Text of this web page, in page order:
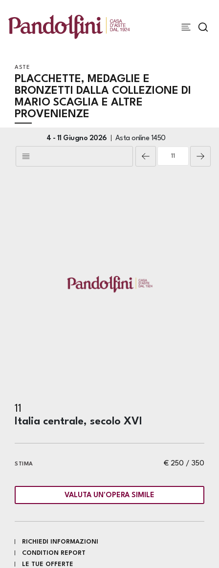
ASTE
PLACCHETTE, MEDAGLIE E
BRONZETTI DALLA COLLEZIONE DI
MARIO SCAGLIA E ALTRE
PROVENIENZE
4 - 11 Giugno 2026 Asta online 1450
11
Italia centrale, secolo XVI
€ 250 / 350
STIMA
VALUTA UN'OPERA SIMILE
RICHIEDI INFORMAZIONI
CONDITION REPORT
LE TUE OFFERTE